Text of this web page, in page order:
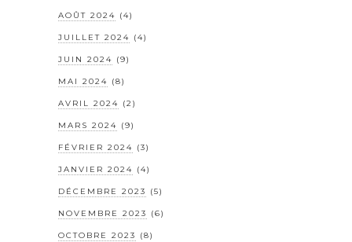
AOÛT 2024 (4)
JUILLET 2024 (4)
JUIN 2024 (9)
MAI 2024 (8)
AVRIL 2024 (2)
MARS 2024 (9)
FÉVRIER 2024 (3)
JANVIER 2024 (4)
DÉCEMBRE 2023 (5)
NOVEMBRE 2023 (6)
OCTOBRE 2023 (8)